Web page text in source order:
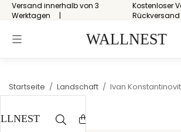
Versand innerhalb von 3
Werktagen
Kostenloser
Rückversand
Startseite / Landschaft / Ivan